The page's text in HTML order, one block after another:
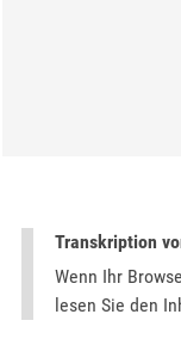
Transkription
Wenn Ihr
lesen Sie den